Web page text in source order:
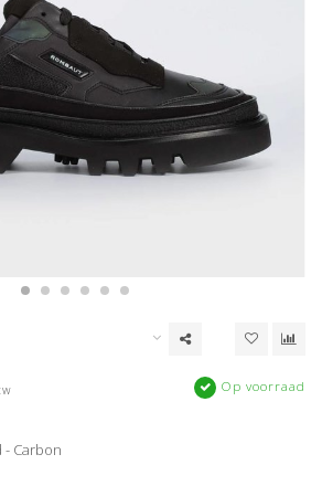
Op voorraad
Carbon